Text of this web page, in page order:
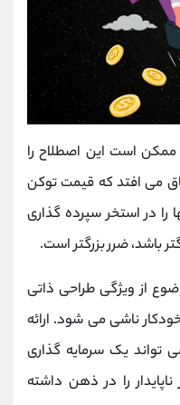
ممکن است این اصطلاح را
می افتد که قیمت توکن
را در استخر سپرده گذاری
باشد، ضرر بزرگتر است.
از ویژگی طراحی ذاتی
خودکار ناشی می شود. ارائه
تواند یک سرمایه گذاری
را در ذهن داشته